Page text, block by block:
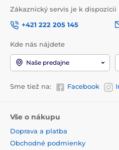
Zákaznický servis je k dispozícii
+421 222 205 145
Kde nás nájdete
Naše predajne
Sme tiež na: Facebook
Vše o nákupu
Doprava a platba
Obchodné podmienky